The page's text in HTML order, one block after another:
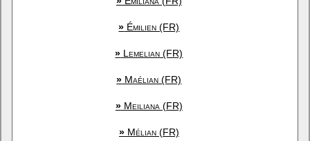
» Émilien (FR)
» Lemelian (FR)
» Maélian (FR)
»Meiliana (FR)
»Mélian (FR)